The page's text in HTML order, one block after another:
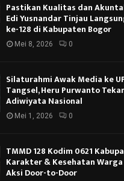
Pastikan Kualitas dan
Edi Yusnandar Tinjau
ke-128 di Kabupaten Bogor
Mei 8, 2026 0
Silaturahmi Awak Media ke
Tangsel, Heru Purwanto
Adiwiyata Nasional
Mei 1, 2026 0
TMMD 128 Kodim 0621
Karakter & Kesehatan
Aksi Door-to-Door